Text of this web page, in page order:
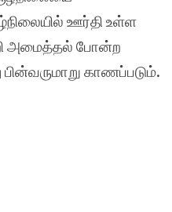
ஊர்தி உள்ள
அமைத்தல் போன்ற
காணப்படும்.